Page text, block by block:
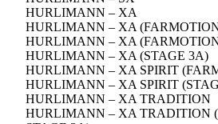
HURLIMANN – XA
HURLIMANN – XA
HURLIMANN – XA
HURLIMANN – XA (STAGE 3A)
HURLIMANN – XA SPIRIT
HURLIMANN – XA SPIRIT
HURLIMANN – XA TRADITION
HURLIMANN – XA TRADITION